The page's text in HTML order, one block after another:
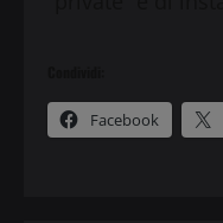
Facebook